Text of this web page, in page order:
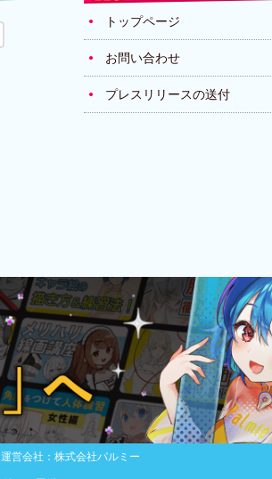
トップページ
お問い合わせ
プレスリリースの送付
運営会社：株式会社パルミー